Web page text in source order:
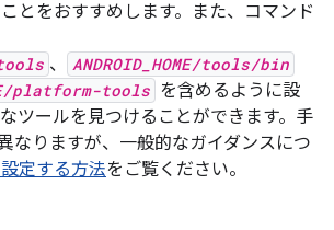
とをおすすめします。また、コマンド
tools 、 ANDROID_HOME/tools/bin
platform-tools を含めるように設
ツールを見つけることができます。手
なりますが、一般的なガイダンスにつ
定する方法をご覧ください。